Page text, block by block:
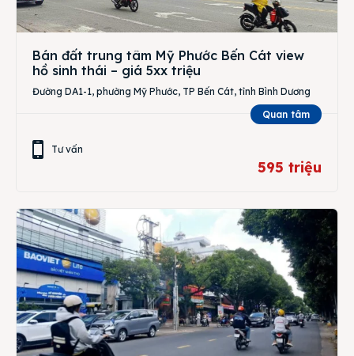
Bán đất trung tâm Mỹ Phước Bến Cát view
hồ sinh thái – giá 5xx triệu
Đường DA1-1, phường Mỹ Phước, TP Bến Cát, tỉnh Bình Dương
Quan tâm
Tư vấn
595 triệu